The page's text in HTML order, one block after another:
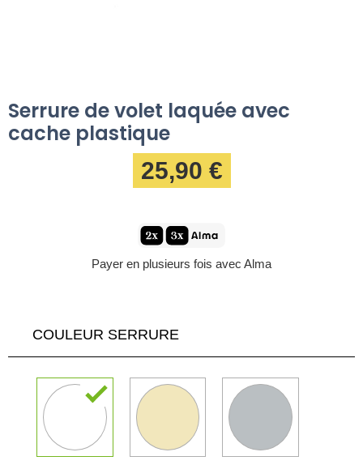
Serrure de volet laquée avec
cache plastique
25,90 €
Payer en plusieurs fois avec Alma
COULEUR SERRURE